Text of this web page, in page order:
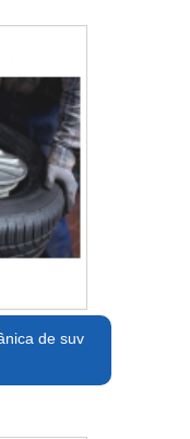
de suv